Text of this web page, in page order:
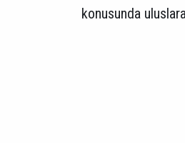
konusunda